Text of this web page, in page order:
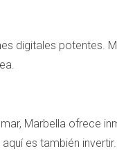
digitales potentes.
Marbella ofrece
es también invertir.